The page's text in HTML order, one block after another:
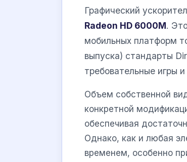
Графический
Radeon HD 6000M.
мобильных платформ
выпуска) стандарты
требовательные игры
Объем собственной
конкретной
обеспечивая
Однако, как и любая
временем, особенно